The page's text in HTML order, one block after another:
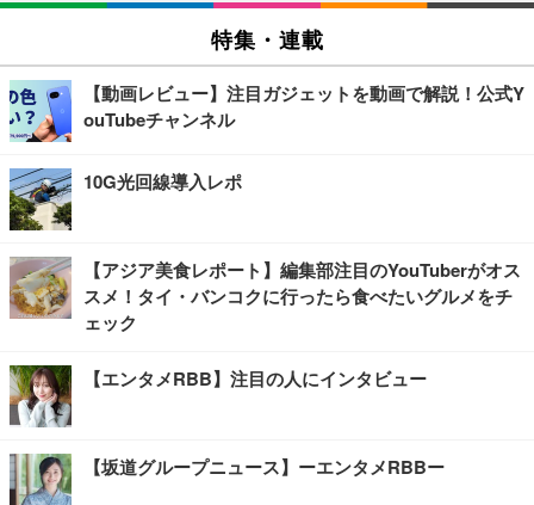
特集・連載
【動画レビュー】注目ガジェットを動画で解説！公式Y
ouTubeチャンネル
10G光回線導入レポ
【アジア美食レポート】編集部注目のYouTuberがオス
スメ！タイ・バンコクに行ったら食べたいグルメをチ
ェック
【エンタメRBB】注目の人にインタビュー
【坂道グループニュース】ーエンタメRBBー